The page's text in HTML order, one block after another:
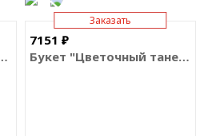
Заказать
7151 ₽
Букет "Цветочный танец"
улыбка"